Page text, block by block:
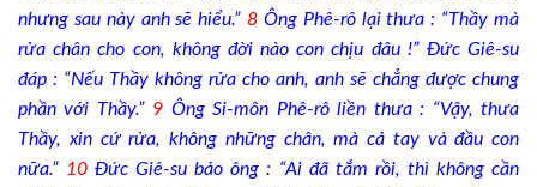
nhưng sau này anh sẽ hiểu.”8 Ông Phê-rô lại thưa : “Thầy mà
rửa chân cho con, không đời nào con chịu đâu !” Đức Giê-su
đáp : “Nếu Thầy không rửa cho anh, anh sẽ chẳng được chung
phần với Thầy.” 9 Ông Si-môn Phê-rô liền thưa : “Vậy, thưa
Thầy, xin cứ rửa, không những chân, mà cả tay và đầu con
nữa.” 10Đức Giê-su bảo ông : “Ai đã tắm rồi, thì không cần